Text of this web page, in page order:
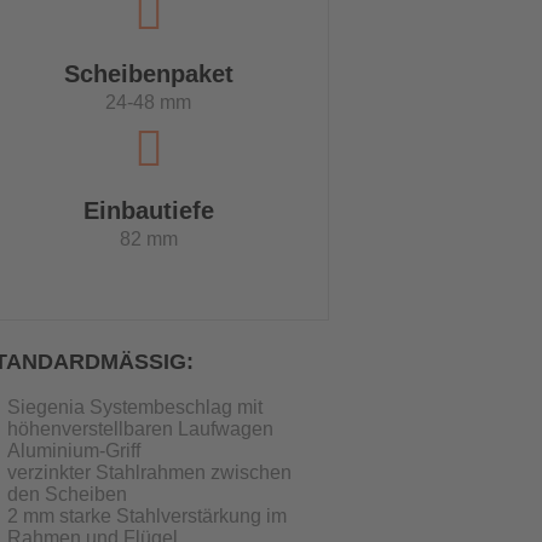
Scheibenpaket
24-48 mm
Einbautiefe
82 mm
Siegenia Systembeschlag mit
höhenverstellbaren Laufwagen
Aluminium-Griff
verzinkter Stahlrahmen zwischen
den Scheiben
2 mm starke Stahlverstärkung im
Rahmen und Flügel